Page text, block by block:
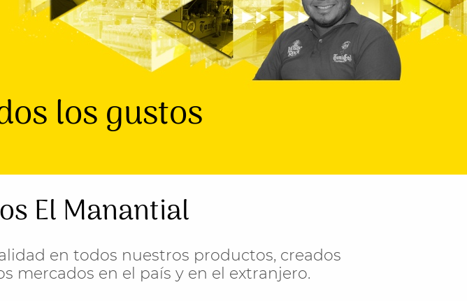
los gustos
El Manantial
en todos nuestros productos, creados
mercados en el país y en el extranjero.